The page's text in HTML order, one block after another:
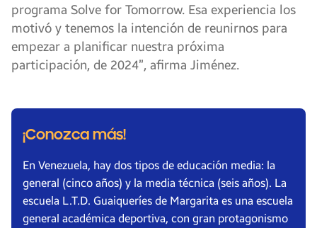
programa Solve for Tomorrow. Esa experiencia los
motivó y tenemos la intención de reunirnos para
empezar a planificar nuestra próxima
participación, de 2024”, afirma Jiménez.
¡Conozca más!
En Venezuela, hay dos tipos de educación media: la
general (cinco años) y la media técnica (seis años). La
escuela L.T.D. Guaiqueríes de Margarita es una escuela
general académica deportiva, con gran protagonismo